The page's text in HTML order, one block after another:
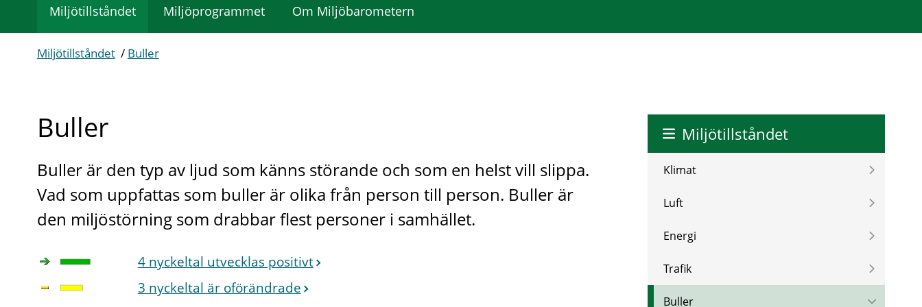
Miljötillståndet Miljöprogrammet Om Miljöbarometern
Miljötillståndet / Buller
Buller
Buller är den typ av ljud som känns störande och som en helst vill slippa.
Vad som uppfattas som buller är olika från person till person. Buller är
den miljöstörning som drabbar flest personer i samhället.
4 nyckeltal utvecklas positivt
3 nyckeltal är oförändrade
Miljötillståndet
Klimat
Luft
Energi
Trafik
Buller